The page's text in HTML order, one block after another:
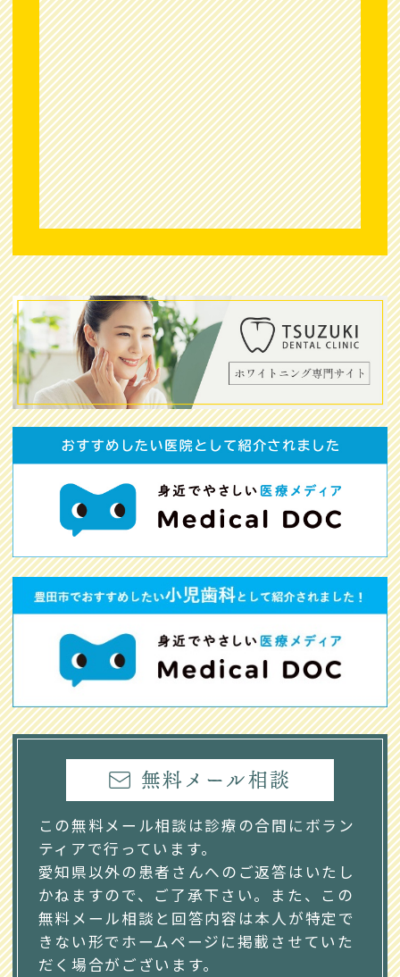
無料メール相談
この無料メール相談は診療の合間にボラン
ティアで行っています。
愛知県以外の患者さんへのご返答はいたし
かねますので、ご了承下さい。また、この
無料メール相談と回答内容は本人が特定で
きない形でホームページに掲載させていた
だく場合がございます。